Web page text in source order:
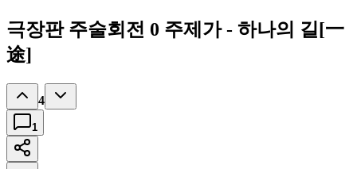
극장판 주술회전 0 주제가 - 하나의 길[一
途]
4
1